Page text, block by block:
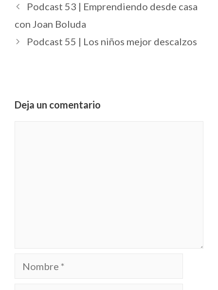
Podcast 53 | Emprendiendo desde casa
con Joan Boluda
Podcast 55 | Los niños mejor descalzos
Deja un comentario